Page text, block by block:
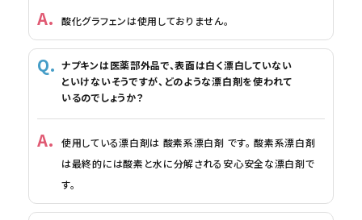
酸化グラフェンは使用しておりません。
ナプキンは医薬部外品で、表面は白く漂白していない
といけないそうですが、どのような漂白剤を使われて
いるのでしょうか？
使用している漂白剤は 酸素系漂白剤 です。 酸素系漂白剤
は最終的には酸素と水に分解される安心安全な漂白剤で
す。